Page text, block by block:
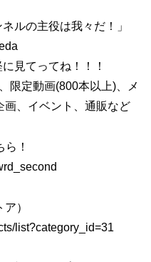
ルの主役は我々だ！」
見てってね！！！
限定動画(800本以上)、メ
画、イベント、通販など
！
）
list?category_id=31